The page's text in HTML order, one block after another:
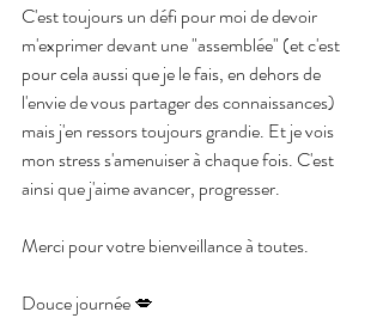
C'est toujours un défi pour moi de devoir
m'exprimer devant une "assemblée" (et c'est
pour cela aussi que je le fais, en dehors de
l'envie de vous partager des connaissances)
mais j'en ressors toujours grandie. Et je vois
mon stress s'amenuiser à chaque fois. C'est
ainsi que j'aime avancer, progresser.
Merci pour votre bienveillance à toutes.
Douce journée 💋